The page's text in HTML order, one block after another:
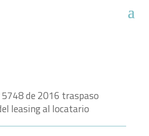
de 2016 traspaso
leasing al locatario